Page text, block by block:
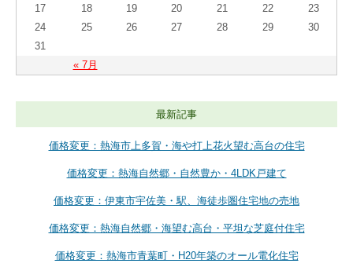
« 7月
17 18 19 20 21 22
23
24
25 26 27 28 29
30
31
最新記事
価格変更：熱海市上多賀・海や打上花火望む高台の住宅
価格変更：熱海自然郷・自然豊か・4LDK戸建て
価格変更：伊東市宇佐美・駅、海徒歩圏住宅地の売地
価格変更：熱海自然郷・海望む高台・平坦な芝庭付住宅
価格変更：熱海市青葉町・H20年築のオール電化住宅